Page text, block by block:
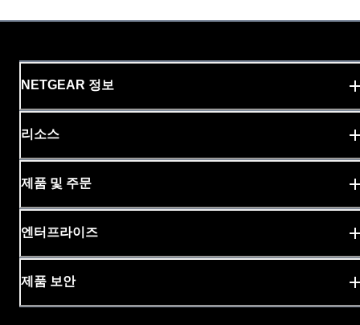
NETGEAR 정보
리소스
제품 및 주문
엔터프라이즈
제품 보안